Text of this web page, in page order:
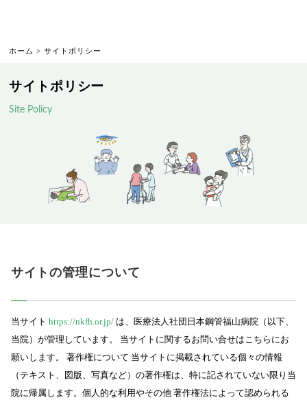
ホーム >サイトポリシー
サイトポリシー
Site Policy
サイトの管理について
当サイト https://nkfh.or.jp/は、医療法人社団日本鋼管福山病院（以下、
当院）が管理しています。 当サイトに関するお問い合せはこちらにお
願いします。 著作権について 当サイトに掲載されている個々の情報
（テキスト、図版、写真など）の著作権は、特に記されていない限り当
院に帰属します。個人的な利用やその他 著作権法によって認められる